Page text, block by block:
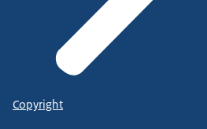
Copyright